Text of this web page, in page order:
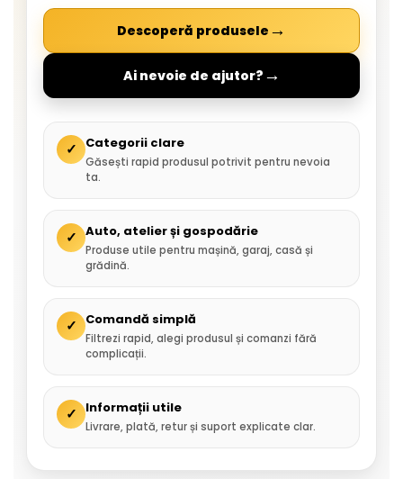
Descoperă produsele →
Ai nevoie de ajutor? →
✓ Categorii clare
Găsești rapid produsul potrivit pentru nevoia
ta.
✓ Auto, atelier și gospodărie
Produse utile pentru mașină, garaj, casă și
grădină.
✓ Comandă simplă
Filtrezi rapid, alegi produsul și comanzi fără
complicații.
✓ Informații utile
Livrare, plată, retur și suport explicate clar.